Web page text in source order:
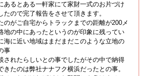
あるとある一軒家にて家財一式のお片づけ
ので完了報告をさせて頂きます。
のがご自宅からトラックまでの距離が200メ
地の中にあったというのが印象に残ってい
海に近い地域はまだまだこのような立地の
事
されたらしいとの事でしたがその中で納得
きたのは弊社ナナフク横浜だったとの事。